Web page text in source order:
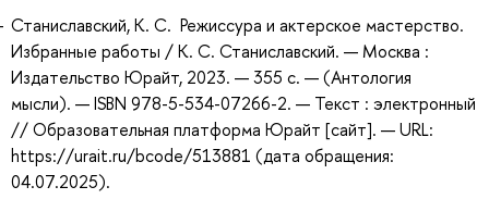
Станиславский, К. С. Режиссура и актерское мастерство.
Избранные работы / К. С. Станиславский. — Москва :
Издательство Юрайт, 2023. — 355 с. — (Антология
мысли). — ISBN 978-5-534-07266-2. — Текст : электронный
// Образовательная платформа Юрайт [сайт]. — URL:
https://urait.ru/bcode/513881 (дата обращения:
04.07.2025).